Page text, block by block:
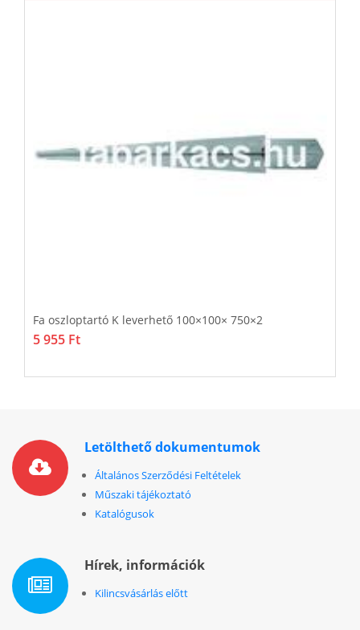
Fa oszloptartó K leverhető 100×100× 750×2
5 955 Ft
Letölthető dokumentumok
Általános Szerződési Feltételek
Műszaki tájékoztató
Katalógusok
Hírek, információk
Kilincsvásárlás előtt